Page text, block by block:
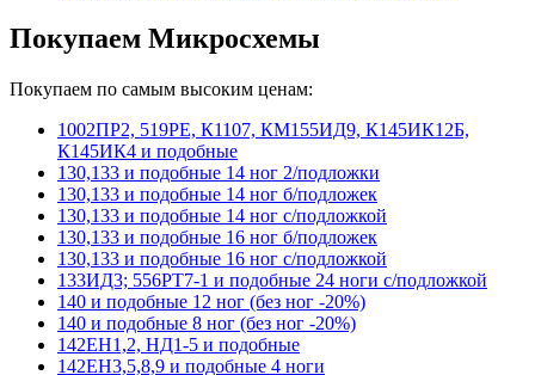
Покупаем Микросхемы
Покупаем по самым высоким ценам:
1002ПР2, 519РЕ, К1107, КМ155ИД9, К145ИК12Б,
К145ИК4 и подобные
130,133 и подобные 14 ног 2/подложки
130,133 и подобные 14 ног б/подложек
130,133 и подобные 14 ног с/подложкой
130,133 и подобные 16 ног б/подложек
130,133 и подобные 16 ног с/подложкой
133ИД3; 556РТ7-1 и подобные 24 ноги с/подложкой
140 и подобные 12 ног (без ног -20%)
140 и подобные 8 ног (без ног -20%)
142ЕН1,2, НД1-5 и подобные
142ЕН3,5,8,9 и подобные 4 ноги